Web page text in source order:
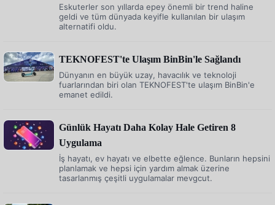
Eskuterler son yıllarda epey önemli bir trend haline
geldi ve tüm dünyada keyifle kullanılan bir ulaşım
alternatifi oldu.
TEKNOFEST'te Ulaşım BinBin'le Sağlandı
Dünyanın en büyük uzay, havacılık ve teknoloji
fuarlarından biri olan TEKNOFEST'te ulaşım BinBin'e
emanet edildi.
Günlük Hayatı Daha Kolay Hale Getiren 8
Uygulama
İş hayatı, ev hayatı ve elbette eğlence. Bunların hepsini
planlamak ve hepsi için yardım almak üzerine
tasarlanmış çeşitli uygulamalar mevgcut.